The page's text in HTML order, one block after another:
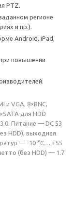
PTZ.
регионе
и пр.).
Android, iPad,
повышении
и VGA, 8×BNC,
для HDD
Питание — DC 53
HDD), выходная
— -10 °C… +55
(без HDD) — 1.7